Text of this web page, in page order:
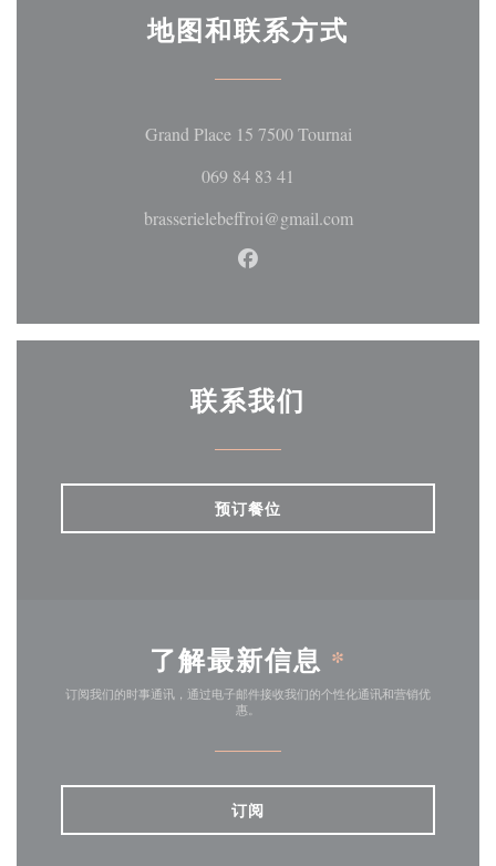
地图和联系方式
Grand Place 15 7500 Tournai((在新窗口中打开))
069 84 83 41
brasserielebeffroi@gmail.com
Facebook ((在新窗口中打开))
联系我们
预订餐位
了解最新信息 *
订阅我们的时事通讯，通过电子邮件接收我们的个性化通讯和营销优
惠。
订阅